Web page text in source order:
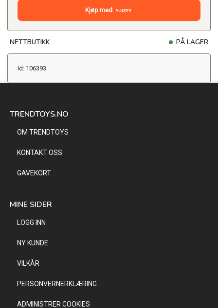
Kjøp med
NETTBUTIKK PÅ LAGER
Id: 106393
TRENDTOYS.NO
OM TRENDTOYS
KONTAKT OSS
GAVEKORT
MINE SIDER
LOGG INN
NY KUNDE
VILKÅR
PERSONVERNERKLÆRING
ADMINISTRER COOKIES